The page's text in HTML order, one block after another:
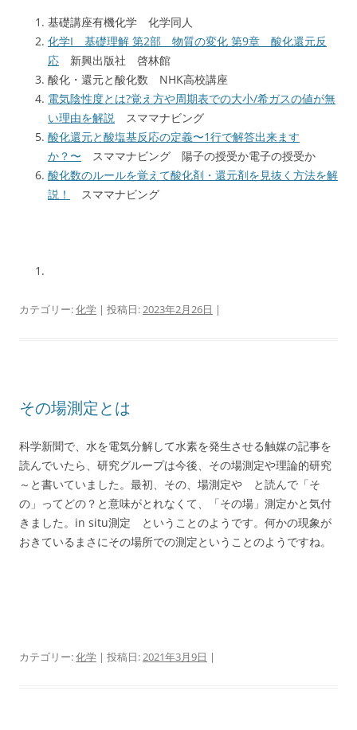
基礎講座有機化学 化学同人
化学I 基礎理解 第2部 物質の変化 第9章 酸化還元反
応 新興出版社 啓林館
酸化・還元と酸化数 NHK高校講座
電気陰性度とは?覚え方や周期表での大小/希ガスの値が無
い理由を解説 スママナビング
酸化還元と酸塩基反応の定義〜1行で解答出来ます
か？〜 スママナビング 陽子の授受か電子の授受か
酸化数のルールを覚えて酸化剤・還元剤を見抜く方法を解
説！
スママナビング
カテゴリー:化学 | 投稿日:2023年2月26日 |
その場測定とは
科学新聞で、水を電気分解して水素を発生させる触媒の記事を
読んでいたら、研究グループは今後、その場測定や理論的研究
～と書いていました。最初、その、場測定や と読んで「そ
の」ってどの？と意味がとれなくて、「その場」測定かと気付
きました。in situ測定 ということのようです。何かの現象が
おきているまさにその場所での測定ということのようですね。
カテゴリー:化学 | 投稿日:2021年3月9日 |